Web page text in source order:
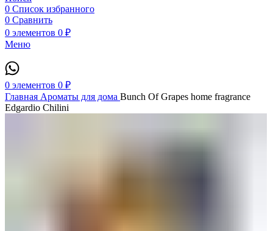
0 Список избранного
0 Сравнить
0 элементов 0 ₽
Меню
0 элементов 0 ₽
Главная Ароматы для дома Bunch Of Grapes home fragrance
Edgardio Chilini